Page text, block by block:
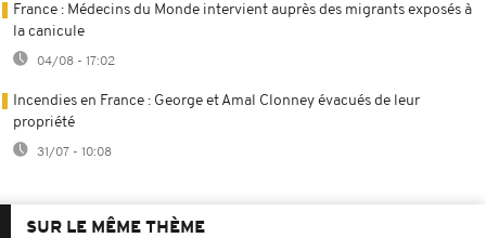
France : Médecins du Monde intervient auprès des migrants exposés à
la canicule
04/08 - 17:02
Incendies en France : George et Amal Clonney évacués de leur
propriété
31/07 - 10:08
SUR LE MÊME THÈME